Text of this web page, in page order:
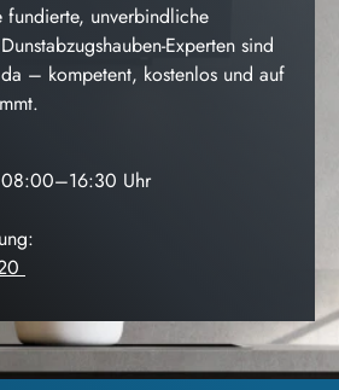
fundierte, unverbindliche
Experten sind
– kompetent, kostenlos und auf
Uhr